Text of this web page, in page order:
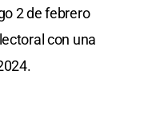
2 de febrero
con una